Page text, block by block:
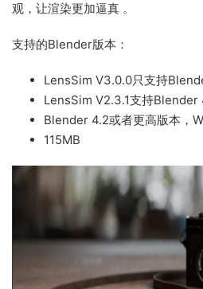
观，让渲染更加逼真 。
支持的Blender版本：
LensSim V3.0.0只支持
LensSim V2.3.1支持Blender
Blender 4.2或者更高版本，
115MB